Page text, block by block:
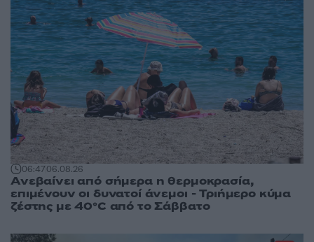
06:4706.08.26
Ανεβαίνει από σήμερα η θερμοκρασία,
επιμένουν οι δυνατοί άνεμοι - Τριήμερο κύμα
ζέστης με 40°C από το Σάββατο